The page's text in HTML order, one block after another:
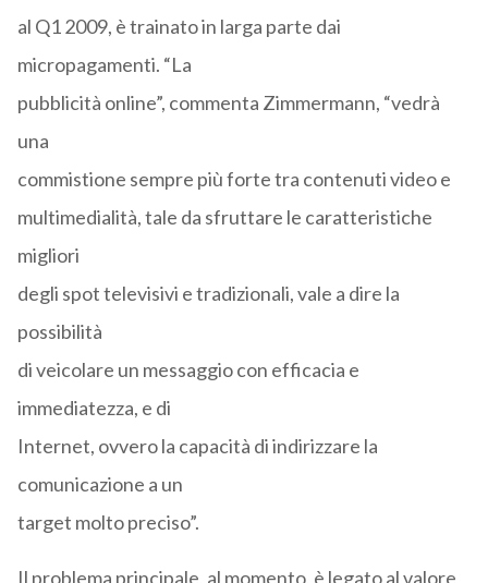
al Q1 2009, è trainato in larga parte dai
micropagamenti. “La
pubblicità online”, commenta Zimmermann, “vedrà
una
commistione sempre più forte tra contenuti video e
multimedialità, tale da sfruttare le caratteristiche
migliori
degli spot televisivi e tradizionali, vale a dire la
possibilità
di veicolare un messaggio con efficacia e
immediatezza, e di
Internet, ovvero la capacità di indirizzare la
comunicazione a un
target molto preciso”.
Il problema principale, al momento, è legato al valore